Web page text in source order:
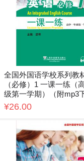
全国外国语学校系列教
（必修）1 一课一练（
级第一学期）（附mp3
¥26.00